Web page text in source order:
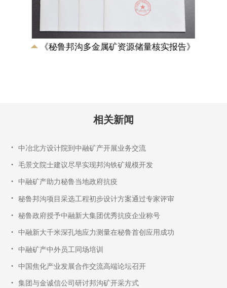
《秘鲁邦沟多金属矿资源储量核实报告》
相关新闻
• 中冶北方设计院到中融矿产开展业务交流
• 毛景文院士建议尽早实现邦沟铁矿规模开发
• 中融矿产助力秘鲁当地政府抗疫
• 秘鲁邦沟项目采选工程初步设计方案通过专家评审
• 秘鲁政府授予中融新大集团优秀抗疫企业称号
• 中融新大千米深孔地应力测量在秘鲁首创应用成功
• 中融矿产中外员工同场培训
• 中国焦化产业发展合作交流高端论坛召开
• 集团与金诚信公司研讨邦沟矿开采方式